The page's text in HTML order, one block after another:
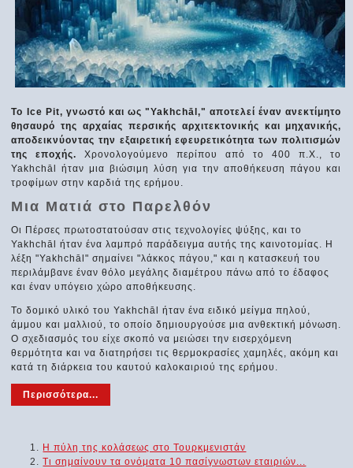
Το Ice Pit, γνωστό και ως "Yakhchāl," αποτελεί έναν ανεκτίμητο
θησαυρό της αρχαίας περσικής αρχιτεκτονικής και μηχανικής,
αποδεικνύοντας την εξαιρετική εφευρετικότητα των πολιτισμών
της εποχής.
Χρονολογούμενο περίπου από το 400 π.Χ., το
Yakhchāl ήταν μια βιώσιμη λύση για την αποθήκευση πάγου και
τροφίμων στην καρδιά της ερήμου.
Μια Ματιά στο Παρελθόν
Οι Πέρσες πρωτοστατούσαν στις τεχνολογίες ψύξης, και το
Yakhchāl ήταν ένα λαμπρό παράδειγμα αυτής της καινοτομίας. Η
λέξη "Yakhchāl" σημαίνει "λάκκος πάγου," και η κατασκευή του
περιλάμβανε έναν θόλο μεγάλης διαμέτρου πάνω από το έδαφος
και έναν υπόγειο χώρο αποθήκευσης.
Το δομικό υλικό του Yakhchāl ήταν ένα ειδικό μείγμα πηλού,
άμμου και μαλλιού, το οποίο δημιουργούσε μια ανθεκτική μόνωση.
Ο σχεδιασμός του είχε σκοπό να μειώσει την εισερχόμενη
θερμότητα και να διατηρήσει τις θερμοκρασίες χαμηλές, ακόμη και
κατά τη διάρκεια του καυτού καλοκαιριού της ερήμου.
Περισσότερα...
Η πύλη της κολάσεως στο Τουρκμενιστάν
Τι σημαίνουν τα ονόματα 10 πασίγνωστων εταιριών...